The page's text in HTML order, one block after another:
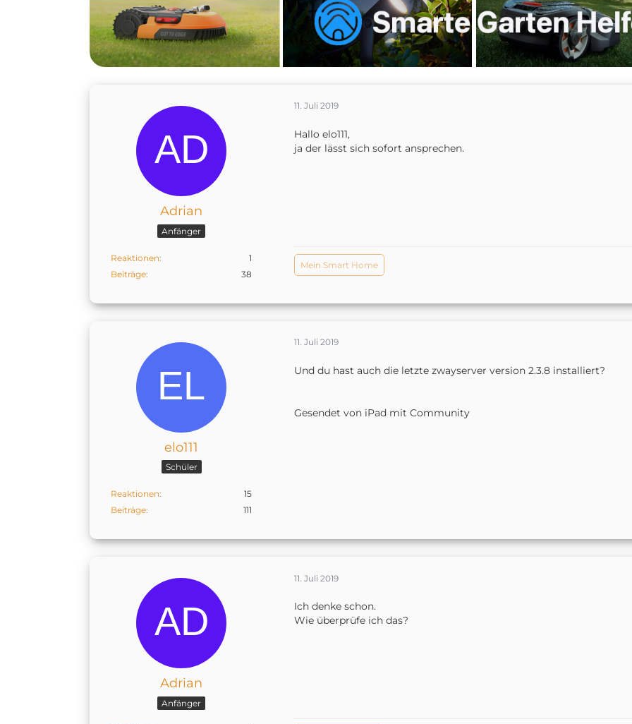
Adrian
Anfänger
Reaktionen
1
Beiträge
38
11. Juli 2019
Hallo elo111,
ja der lässt sich sofort ansprechen.
Mein Smart Home
elo111
Schüler
Reaktionen
15
Beiträge
111
11. Juli 2019
Und du hast auch die letzte zwayserver version 2.3.8 installiert?
Gesendet von iPad mit Community
Adrian
Anfänger
11. Juli 2019
Ich denke schon.
Wie überprüfe ich das?